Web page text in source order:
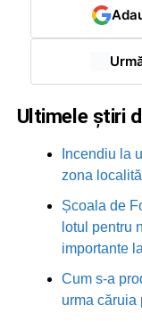
Ultimele știri
Incendiu la
zona
Școala de
lotul pentru
importante
Cum s-a
urma căruia